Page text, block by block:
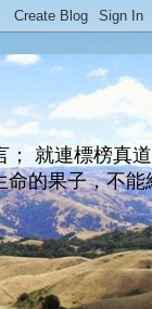
； 就連標榜真
命的果子，不能